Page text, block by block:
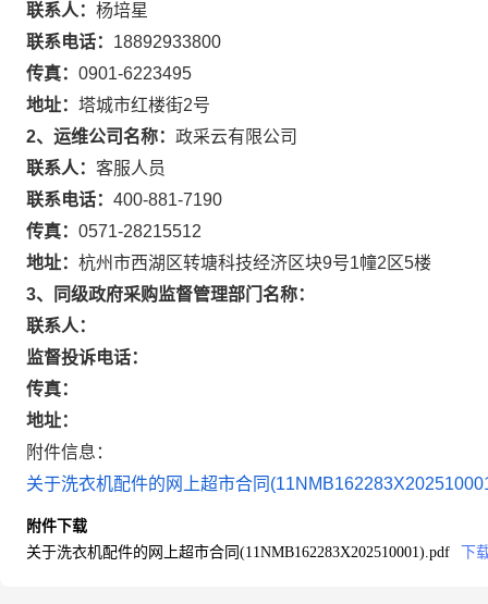
联系人： 杨培星
联系电话： 18892933800
传真： 0901-6223495
地址： 塔城市红楼街2号
2、运维公司名称： 政采云有限公司
联系人： 客服人员
联系电话： 400-881-7190
传真： 0571-28215512
地址： 杭州市西湖区转塘科技经济区块9号1幢2区5楼
3、同级政府采购监督管理部门名称：
联系人：
监督投诉电话：
传真：
地址：
附件信息：
关于洗衣机配件的网上超市合同
附件下载
关于洗衣机配件的网上超市合同(11NMB162283X202510001).pdf
下